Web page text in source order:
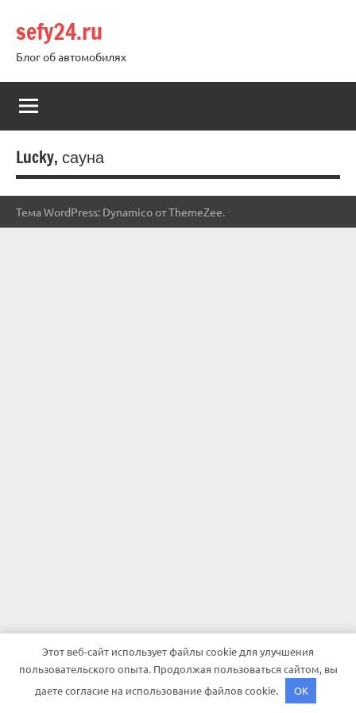
содержимому
sefy24.ru
Блог об автомобилях
Lucky, сауна
Тема WordPress: Dynamico от ThemeZee.
Этот веб-сайт использует файлы cookie для улучшения
пользовательского опыта. Продолжая пользоваться сайтом, вы
даете согласие на использование файлов cookie.
OK